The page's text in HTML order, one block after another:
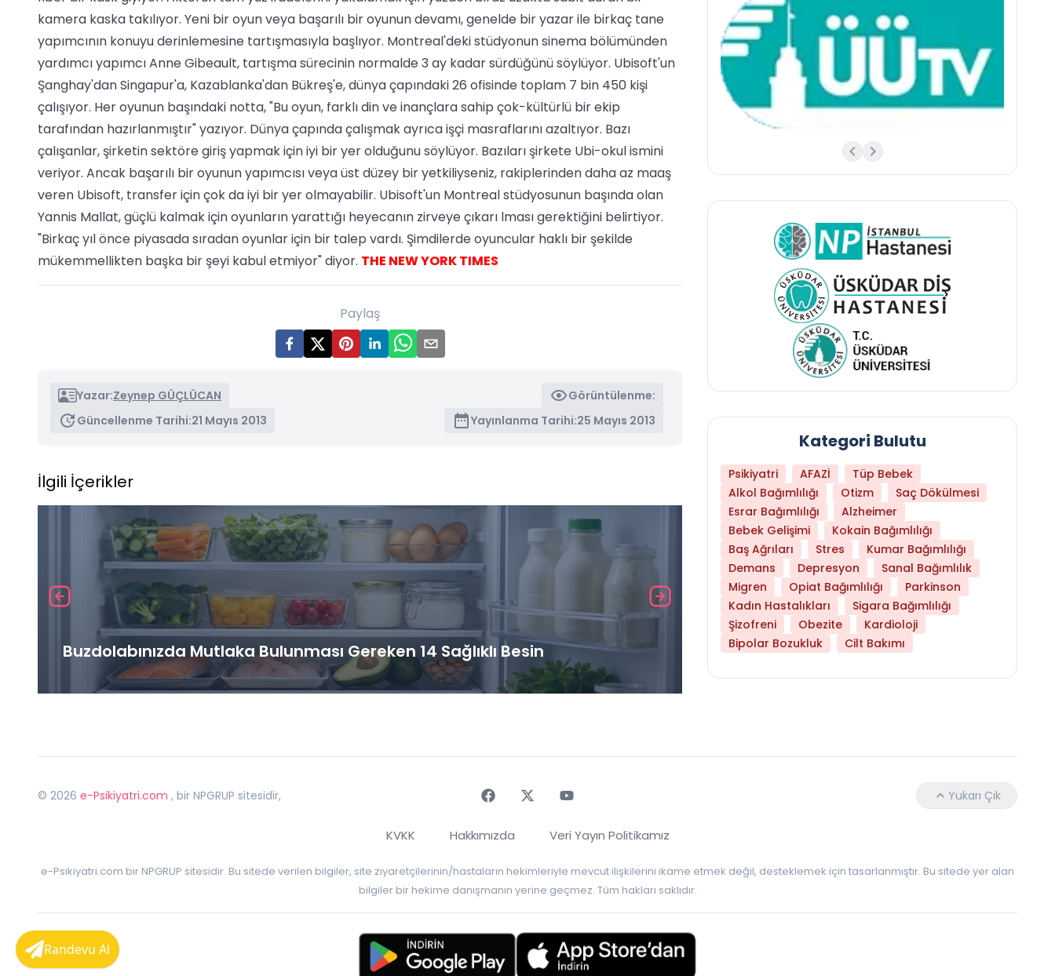
kamera kaska takılıyor. Yeni bir oyun veya başarılı bir oyunun devamı, genelde bir yazar ile birkaç tane
yapımcının konuyu derinlemesine tartışmasıyla başlıyor. Montreal'deki stüdyonun sinema bölümünden
yardımcı yapımcı Anne Gibeault, tartışma sürecinin normalde 3 ay kadar sürdüğünü söylüyor. Ubisoft'un
Şanghay'dan Singapur'a, Kazablanka'dan Bükreş'e, dünya çapındaki 26 ofisinde toplam 7 bin 450 kişi
çalışıyor. Her oyunun başındaki notta, "Bu oyun, farklı din ve inançlara sahip çok-kültürlü bir ekip
tarafından hazırlanmıştır" yazıyor. Dünya çapında çalışmak ayrıca işçi masraflarını azaltıyor. Bazı
çalışanlar, şirketin sektöre giriş yapmak için iyi bir yer olduğunu söylüyor. Bazıları şirkete Ubi-okul ismini
veriyor. Ancak başarılı bir oyunun yapımcısı veya üst düzey bir yetkiliyseniz, rakiplerinden daha az maaş
veren Ubisoft, transfer için çok da iyi bir yer olmayabilir. Ubisoft'un Montreal stüdyosunun başında olan
Yannis Mallat, güçlü kalmak için oyunların yarattığı heyecanın zirveye çıkarı lması gerektiğini belirtiyor.
"Birkaç yıl önce piyasada sıradan oyunlar için bir talep vardı. Şimdilerde oyuncular haklı bir şekilde
mükemmellikten başka bir şeyi kabul etmiyor" diyor. THE NEW YORK TIMES
Paylaş
Yazar:Zeynep GÜÇLÜCAN
Görüntülenme:
Güncellenme Tarihi:21 Mayıs 2013 Yayınlanma Tarihi:25 Mayıs 2013
İlgili İçerikler
Buzdolabınızda Mutlaka Bulunması Gereken 14 Sağlıklı Besin Hangi Yaşta Hangi Testi Yaptırmanız
Kategori Bulutu
Psikiyatri AFAZİ
Tüp Bebek
Alkol Bağımlılığı
Otizm
Saç Dökülmesi
Esrar Bağımlılığı
Alzheimer
Bebek Gelişimi
Kokain Bağımlılığı
Baş Ağrıları
Stres
Kumar Bağımlılığı
Demans
Depresyon
Sanal Bağımlılık
Migren
Opiat Bağımlılığı
Parkinson
Kadın Hastalıkları
Sigara Bağımlılığı
Şizofreni
Obezite
Kardioloji
Bipolar Bozukluk
Cilt Bakımı
© 2026 e-Psikiyatri.com , bir NPGRUP sitesidir, Yukarı Çık
KVKK Hakkımızda Veri Yayın Politikamız
e-Psikiyatri.com bir NPGRUP sitesidir. Bu sitede verilen bilgiler, site ziyaretçilerinin/hastaların hekimleriyle mevcut ilişkilerini ikame etmek değil, desteklemek için tasarlanmıştır. Bu sitede yer alan
bilgiler bir hekime danışmanın yerine geçmez. Tüm hakları saklıdır.
Randevu Al